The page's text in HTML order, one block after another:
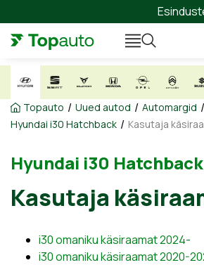
Topauto / Uued autod / Automargid /
Hyundai i30 Hatchback / Kasutaja
Hyundai i30 Hatchback
Kasutaja
i30 omaniku käsiraamat 2024-
i30 omaniku käsiraamat 2020-